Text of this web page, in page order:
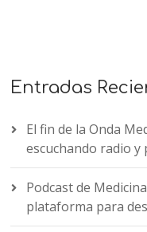
Entradas
El fin de la Onda
escuchando radio
Podcast de
plataforma para